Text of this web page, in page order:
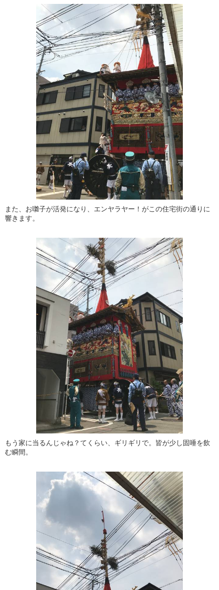
また、お囃子が活発になり、エンヤラヤー！がこの住宅街の通りに
響きます。
もう家に当るんじゃね？てくらい、ギリギリで。皆が少し固唾を飲
む瞬間。